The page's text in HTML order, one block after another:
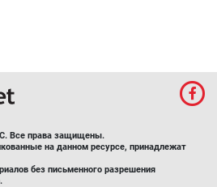
Все права защищены.
на данном ресурсе, принадлежат
без письменного разрешения